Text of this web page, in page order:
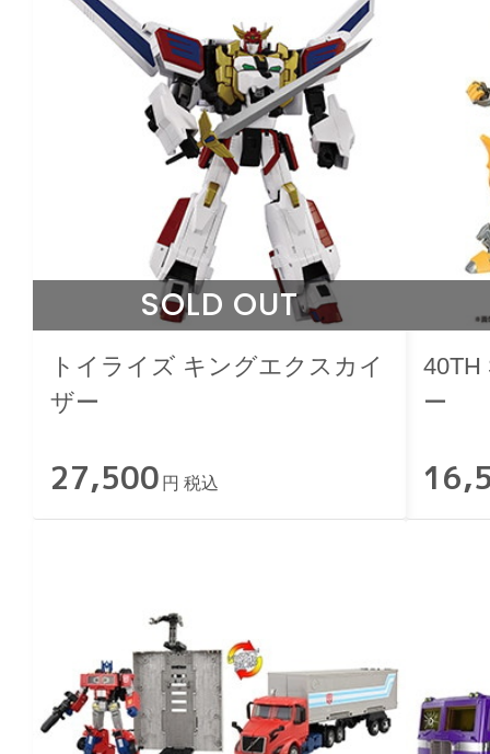
SOLD OUT
トイライズ キングエクスカイ
ザー
27,500 円 税込
40TH
ー